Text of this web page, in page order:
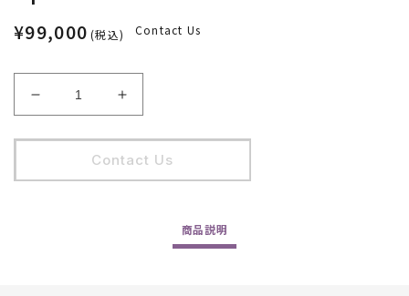
¥99,000 (税込) Contact Us
One
2017
数
Opus
One
2017
の
数
Contact Us
商品説明